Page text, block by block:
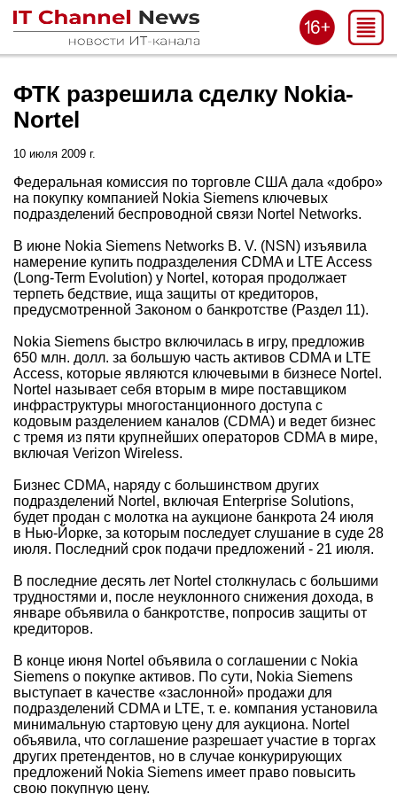
ФТК разрешила сделку Nokia-
Nortel
10 июля 2009 г.
Федеральная комиссия по торговле США дала «добро»
на покупку компанией Nokia Siemens ключевых
подразделений беспроводной связи Nortel Networks.
В июне Nokia Siemens Networks B. V. (NSN) изъявила
намерение купить подразделения CDMA и LTE Access
(Long-Term Evolution) у Nortel, которая продолжает
терпеть бедствие, ища защиты от кредиторов,
предусмотренной Законом о банкротстве (Раздел 11).
Nokia Siemens быстро включилась в игру, предложив
650 млн. долл. за большую часть активов CDMA и LTE
Access, которые являются ключевыми в бизнесе Nortel.
Nortel называет себя вторым в мире поставщиком
инфраструктуры многостанционного доступа с
кодовым разделением каналов (CDMA) и ведет бизнес
с тремя из пяти крупнейших операторов CDMA в мире,
включая Verizon Wireless.
Бизнес CDMA, наряду с большинством других
подразделений Nortel, включая Enterprise Solutions,
будет продан с молотка на аукционе банкрота 24 июля
в Нью-Йорке, за которым последует слушание в суде 28
июля. Последний срок подачи предложений - 21 июля.
В последние десять лет Nortel столкнулась с большими
трудностями и, после неуклонного снижения дохода, в
январе объявила о банкротстве, попросив защиты от
кредиторов.
В конце июня Nortel объявила о соглашении с Nokia
Siemens о покупке активов. По сути, Nokia Siemens
выступает в качестве «заслонной» продажи для
подразделений CDMA и LTE, т. е. компания установила
минимальную стартовую цену для аукциона. Nortel
объявила, что соглашение разрешает участие в торгах
других претендентов, но в случае конкурирующих
предложений Nokia Siemens имеет право повысить
свою покупную цену.